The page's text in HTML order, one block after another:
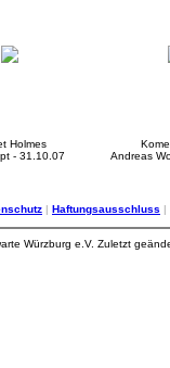
Holmes
- 31.10.07
Andreas
| Haftungsausschluss |
Würzburg e.V. Zuletzt